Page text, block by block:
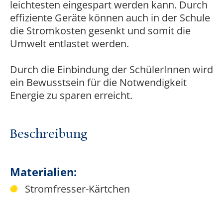
leichtesten eingespart werden kann. Durch
effiziente Geräte können auch in der Schule
die Stromkosten gesenkt und somit die
Umwelt entlastet werden.
Durch die Einbindung der SchülerInnen wird
ein Bewusstsein für die Notwendigkeit
Energie zu sparen erreicht.
Beschreibung
Materialien:
Stromfresser-Kärtchen